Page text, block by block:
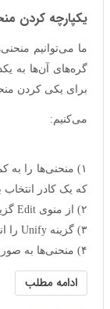
یکپارچه کردن
ما می‌توانیم
گره‌های آن‌ها به
برای یکی کردن
می‌کنیم:
۱) منحنی‌ها را
که یک کادر انتخاب
۲) از منوی Edit گزینه Reshape را انتخاب می‌کنیم.
۳) گزینه Unify را انتخاب می‌کنیم.
۴) منحنی‌ها به صورت یکپارچه ایجاد می‌شوند.
ادامه مطلب